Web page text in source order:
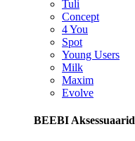
Tuli
Concept
4 You
Spot
Young Users
Milk
Maxim
Evolve
BEEBI Aksessuaarid